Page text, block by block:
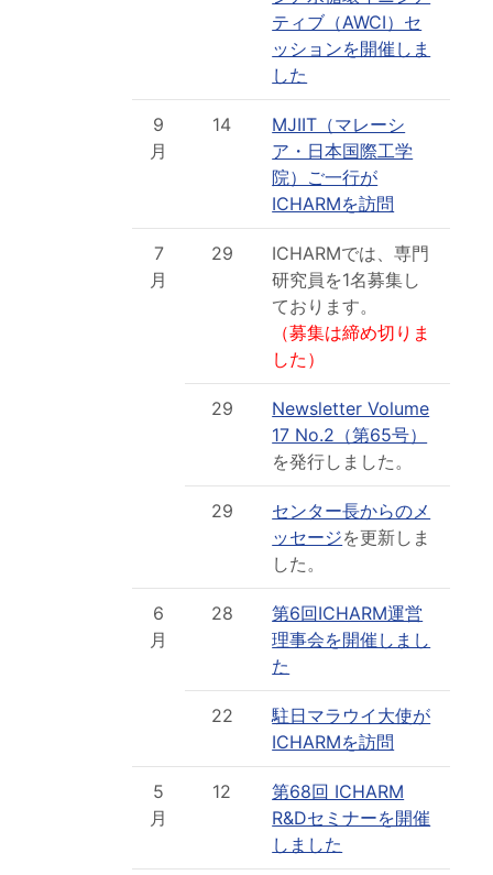
ティブ（AWCI）セ
ッションを開催しま
した
9
月
14
MJIIT（マレーシ
ア・日本国際工学
院）ご一行が
ICHARMを訪問
7
月
29
ICHARMでは、専門
研究員を1名募集し
ております。
（募集は締め切りま
した）
29
Newsletter Volume
17 No.2（第65号）
を発行しました。
29
センター長からのメ
ッセージを更新しま
した。
6
月
28
第6回ICHARM運営
理事会を開催しまし
た
22
駐日マラウイ大使が
ICHARMを訪問
5
月
12
第68回 ICHARM
R&Dセミナーを開催
しました